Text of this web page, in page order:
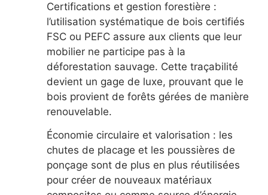
Certifications et gestion forestière :
l’utilisation systématique de bois certifiés
FSC ou PEFC assure aux clients que leur
mobilier ne participe pas à la
déforestation sauvage. Cette traçabilité
devient un gage de luxe, prouvant que le
bois provient de forêts gérées de manière
renouvelable.
Économie circulaire et valorisation : les
chutes de placage et les poussières de
ponçage sont de plus en plus réutilisées
pour créer de nouveaux matériaux